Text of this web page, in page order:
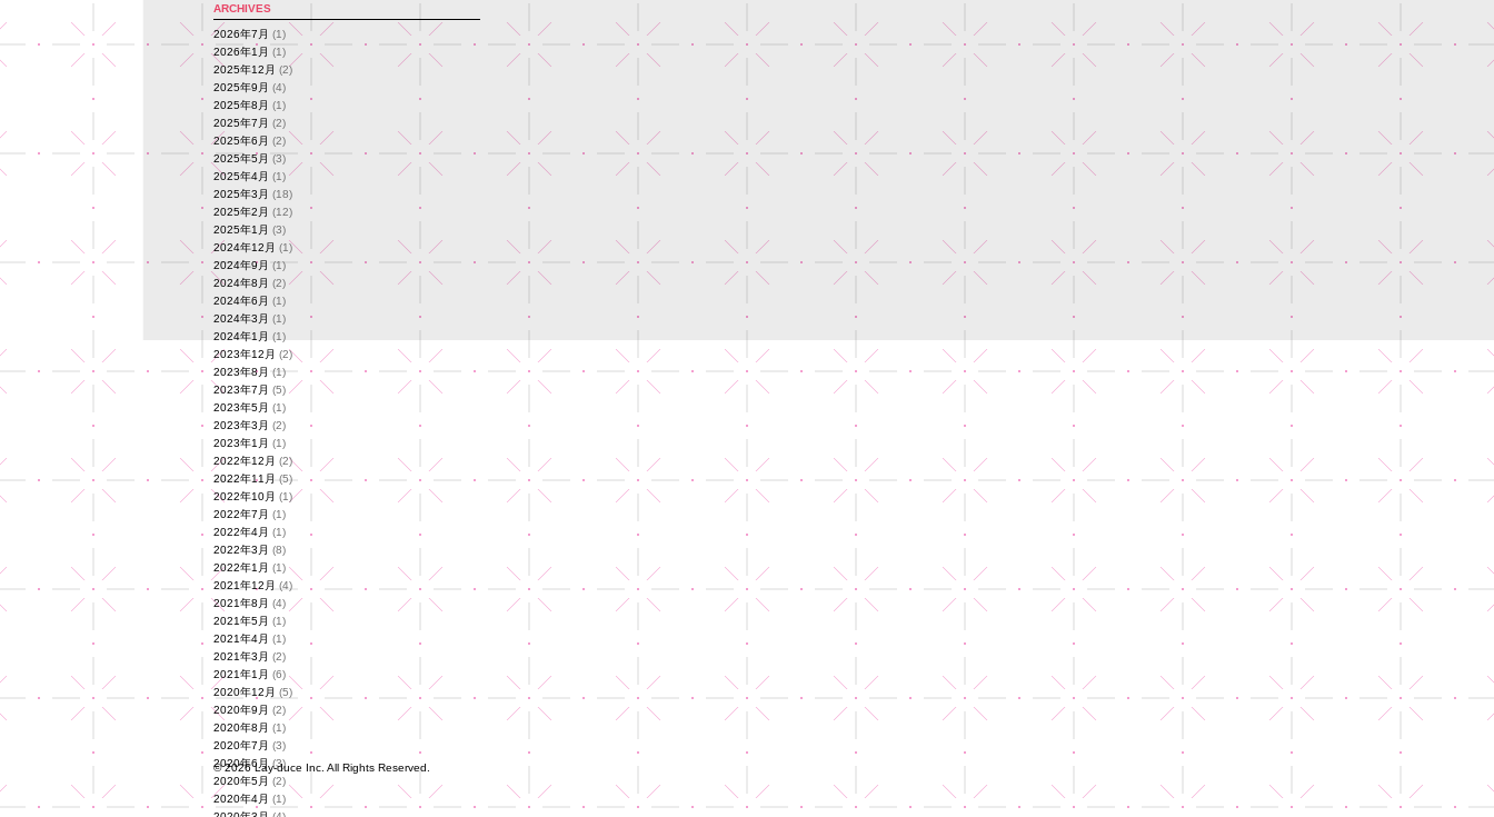
ARCHIVES
2026年7月 (1)
2026年1月 (1)
2025年12月 (2)
2025年9月 (4)
2025年8月 (1)
2025年7月 (2)
2025年6月 (2)
2025年5月 (3)
2025年4月 (1)
2025年3月 (18)
2025年2月 (12)
2025年1月 (3)
2024年12月 (1)
2024年9月 (1)
2024年8月 (2)
2024年6月 (1)
2024年3月 (1)
2024年1月 (1)
2023年12月 (2)
2023年8月 (1)
2023年7月 (5)
2023年5月 (1)
2023年3月 (2)
2023年1月 (1)
2022年12月 (2)
2022年11月 (5)
2022年10月 (1)
2022年7月 (1)
2022年4月 (1)
2022年3月 (8)
2022年1月 (1)
2021年12月 (4)
2021年8月 (4)
2021年5月 (1)
2021年4月 (1)
2021年3月 (2)
2021年1月 (6)
2020年12月 (5)
2020年9月 (2)
2020年8月 (1)
2020年7月 (3)
2020年6月 (3)
2020年5月 (2)
2020年4月 (1)
© 2026 Lay-duce Inc. All Rights Reserved.